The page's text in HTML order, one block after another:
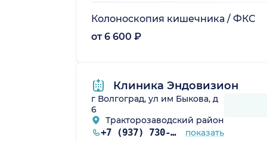
Колоноскопия кишечника / ФКС
от 6 600 ₽
Клиника Эндовизион
г Волгоград, ул им Быкова, д
6
Тракторозаводский район
+7 (937) 730-22-35 показать